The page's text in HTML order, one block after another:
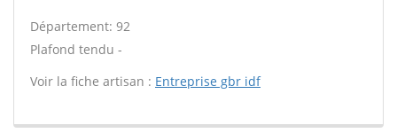
Département: 92
Plafond tendu -
Voir la fiche artisan : Entreprise gbr idf